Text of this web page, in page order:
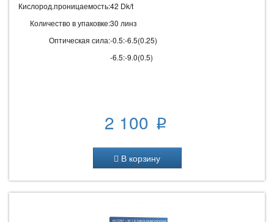
Кислород.проницаемость:42 Dk/t
Количество в упаковке:30 линз
Оптическая сила:-0.5:-6.5(0.25)
-6.5:-9.0(0.5)
2 100 p
В корзину